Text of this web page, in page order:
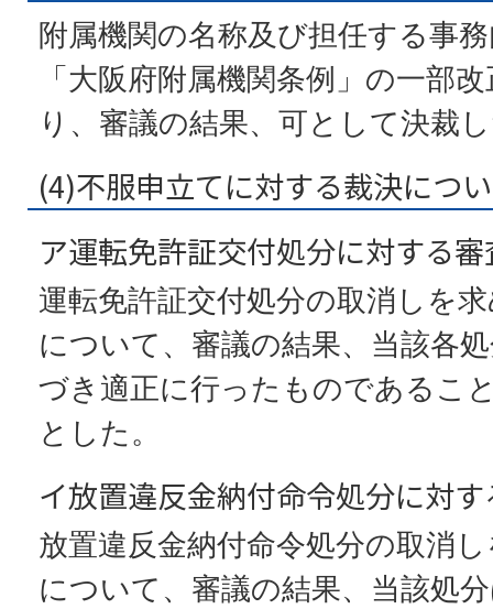
附属機関の名称及び担任する事
「大阪府附属機関条例」の一部
り、審議の結果、可として決裁
(4)不服申立てに対する裁決につ
ア運転免許証交付処分に対する
運転免許証交付処分の取消しを
について、審議の結果、当該各
づき適正に行ったものであるこ
とした。
イ放置違反金納付命令処分に対
放置違反金納付命令処分の取消
について、審議の結果、当該処